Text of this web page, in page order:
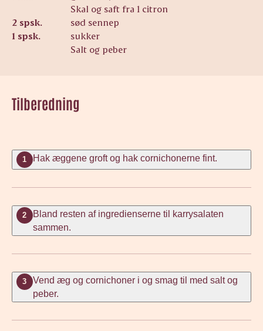
Skal og saft fra 1 citron
2 spsk.
sød sennep
1 spsk.
sukker
Salt og peber
Tilberedning
1 Hak æggene groft og hak cornichonerne fint.
2
Bland resten af ingredienserne til karrysalaten
sammen.
3
Vend æg og cornichoner i og smag til med salt og
peber.